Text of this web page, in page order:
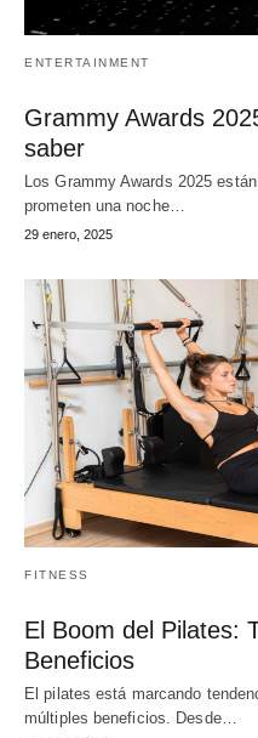
ENTERTAINMENT
Grammy Awards
saber
Los Grammy Awards 2025
prometen una noche…
29 enero, 2025
FITNESS
El Boom del Pilates:
Beneficios
El pilates está marcando
múltiples beneficios. Desde…